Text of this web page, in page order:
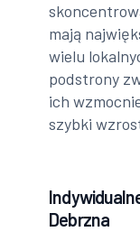
mają
wielu
podstrony
ich
szybki
Debrzna